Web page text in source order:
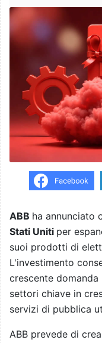
ABB ha annunciato
Stati Uniti per
suoi prodotti di
L'investimento
crescente
settori chiave in
servizi di pubblica
ABB prevede di